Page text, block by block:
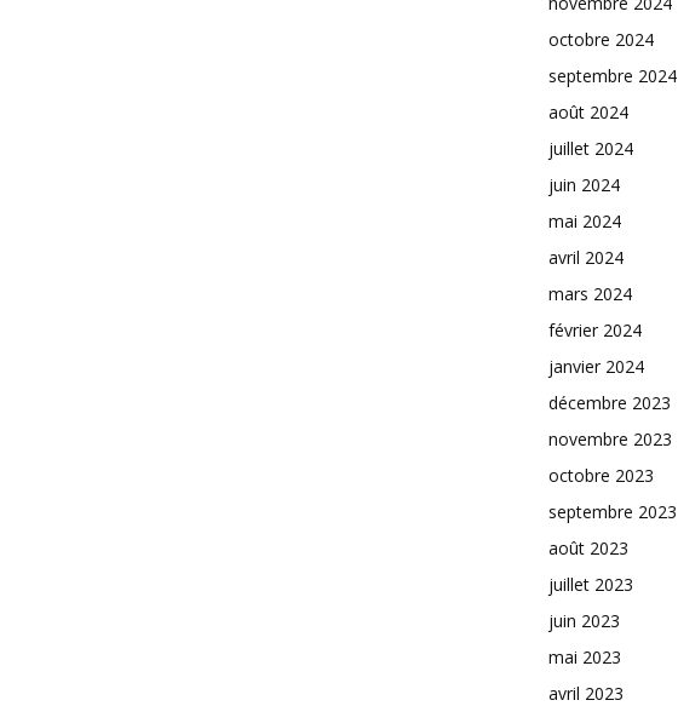
octobre 2024
septembre 2024
août 2024
juillet 2024
juin 2024
mai 2024
avril 2024
mars 2024
février 2024
janvier 2024
décembre 2023
novembre 2023
octobre 2023
septembre 2023
août 2023
juillet 2023
juin 2023
mai 2023
avril 2023